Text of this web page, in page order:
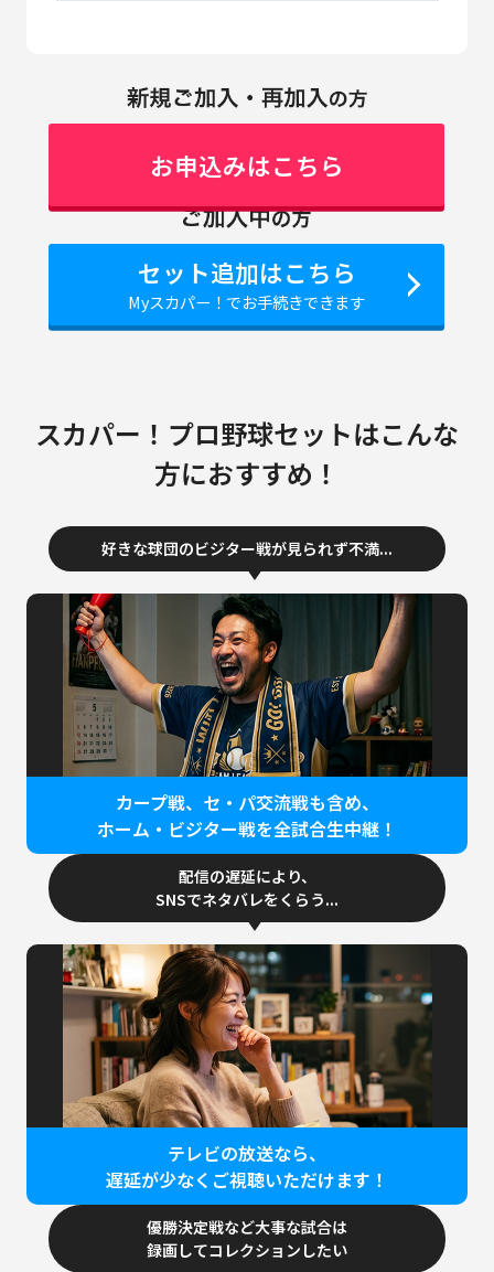
お申込みはこちら
セット追加はこちら
Myスカパー！でお手続きできます
スカパー！プロ野球セットはこんな
方におすすめ！
好きな球団のビジター戦が見られず不満...
カープ戦、セ・パ交流戦も含め、
ホーム・ビジター戦を全試合生中継！
配信の遅延により、
SNSでネタバレをくらう...
テレビの放送なら、
遅延が少なくご視聴いただけます！
優勝決定戦など大事な試合は
録画してコレクションしたい